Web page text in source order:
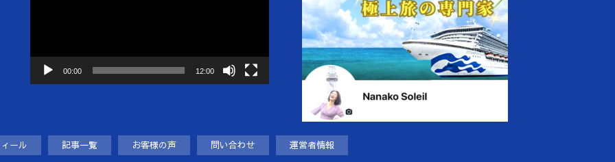
00:00 12:00
ール 記事一覧 お客様の声 問い合わせ 運営者情報